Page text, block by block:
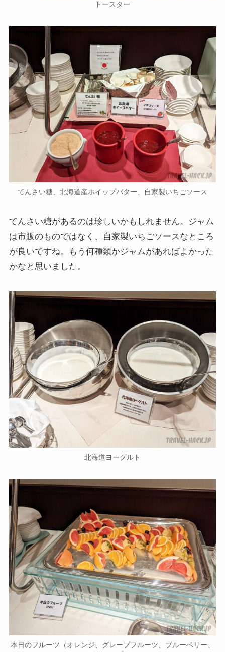
トースター
てんさい糖、北海道産ホイップバター、自家製いちごソース
てんさい糖があるのは珍しいかもしれません。ジャム
は市販のものではなく、自家製いちごソースなところ
が良いですね。もう何種類かジャムがあればよかった
かなと思いました。
北海道ヨーグルト
本日のフルーツ（オレンジ、グレープフルーツ、ブルーベリー、